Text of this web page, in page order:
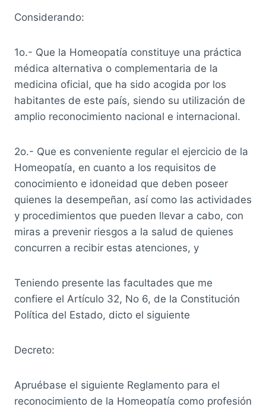
Considerando:
1o.- Que la Homeopatía constituye una práctica
médica alternativa o complementaria de la
medicina oficial, que ha sido acogida por los
habitantes de este país, siendo su utilización de
amplio reconocimiento nacional e internacional.
2o.- Que es conveniente regular el ejercicio de la
Homeopatía, en cuanto a los requisitos de
conocimiento e idoneidad que deben poseer
quienes la desempeñan, así como las actividades
y procedimientos que pueden llevar a cabo, con
miras a prevenir riesgos a la salud de quienes
concurren a recibir estas atenciones, y
Teniendo presente las facultades que me
confiere el Artículo 32, No 6, de la Constitución
Política del Estado, dicto el siguiente
Decreto:
Apruébase el siguiente Reglamento para el
reconocimiento de la Homeopatía como profesión